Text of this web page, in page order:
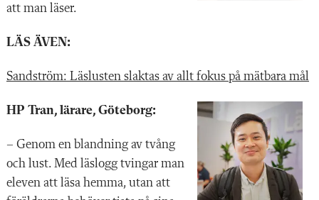
att man läser.
LÄS ÄVEN:
Sandström: Läslusten slaktas av allt fokus på mätbara mål
HP Tran, lärare, Göteborg:
– Genom en blandning av tvång
och lust. Med läslogg tvingar man
eleven att läsa hemma, utan att